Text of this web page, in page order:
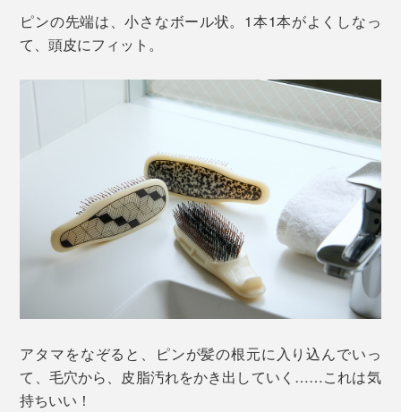
ピンの先端は、小さなボール状。1本1本がよくしなっ
て、頭皮にフィット。
アタマをなぞると、ピンが髪の根元に入り込んでいっ
て、毛穴から、皮脂汚れをかき出していく……これは気
持ちいい！